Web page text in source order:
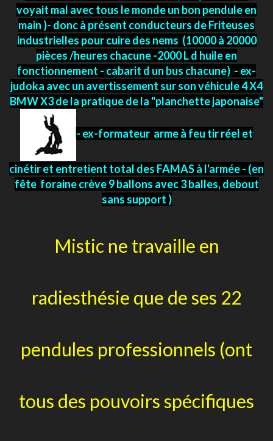
voyait mal avec tous le monde un bon pendule en
main )- donc à présent conducteurs de Friteuses
industrielles pour cuire des nems (10000 à 20000
pièces /heures chacune -2000 L d huile en
fonctionnement - cabarit d un bus chacune) - ex-
judoka avec un avertissement sur son véhicule 4 X4
BMW X3 de la pratique de la "planchette japonaise"
- ex-formateur arme à feu tir réel et
cinétir et entretient total des FAMAS à l'armée - (en
fête foraine crève 9 ballons avec 3 balles, debout
sans support )
Mistic ne travaille en
radiesthésie que de ses 22
pendules professionnels (ont
tous des pouvoirs spécifiques